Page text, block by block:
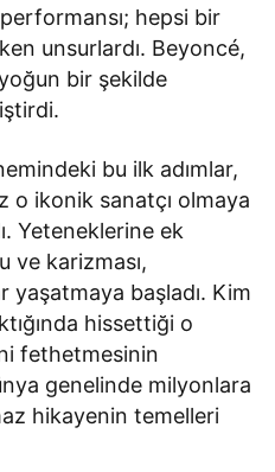
hepsi bir
unsurlardı. Beyoncé,
bir şekilde
bu ilk adımlar,
o ikonik sanatçı olmaya
Yeteneklerine ek
ve karizması,
yaşatmaya başladı. Kim
hissettiği o
fethetmesinin
genelinde milyonlara
hikayenin temelleri